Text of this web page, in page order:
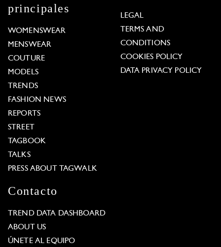
principales
WOMENSWEAR
MENSWEAR
COUTURE
MODELS
TRENDS
FASHION NEWS
REPORTS
STREET
TAGBOOK
TALKS
PRESS ABOUT TAGWALK
LEGAL
TERMS AND
CONDITIONS
COOKIES POLICY
DATA PRIVACY POLICY
Contacto
TREND DATA DASHBOARD
ABOUT US
ÚNETE AL EQUIPO